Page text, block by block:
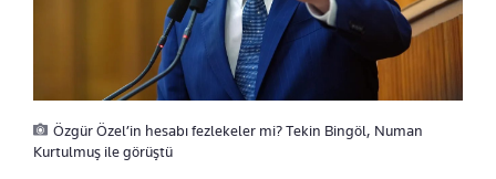
Özgür Özel’in hesabı fezlekeler mi? Tekin Bingöl, Numan
Kurtulmuş ile görüştü